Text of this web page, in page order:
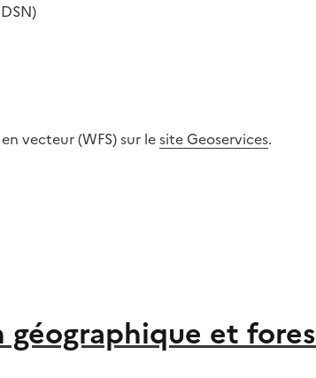
vecteur (WFS) sur lesite Geoservices.
et